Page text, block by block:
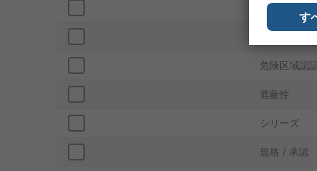
ふたの色
危険区域認
遮蔽性
シリーズ
規格 / 承認
す